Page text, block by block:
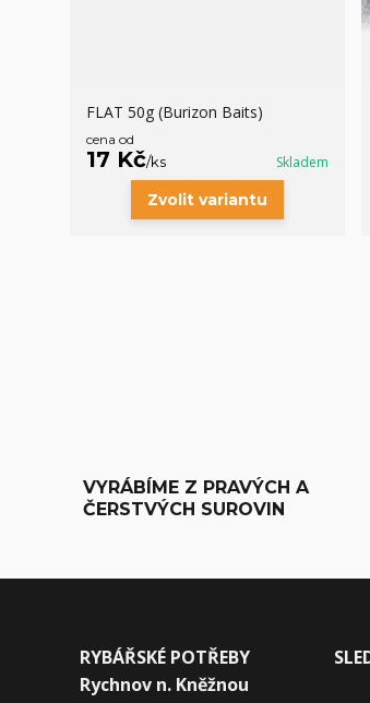
FLAT 50g (Burizon Baits)
cena od
17 Kč/ks Skladem
Zvolit variantu
VYRÁBÍME Z PRAVÝCH A
ČERSTVÝCH SUROVIN
RYBÁŘSKÉ POTŘEBY
Rychnov n. Kněžnou